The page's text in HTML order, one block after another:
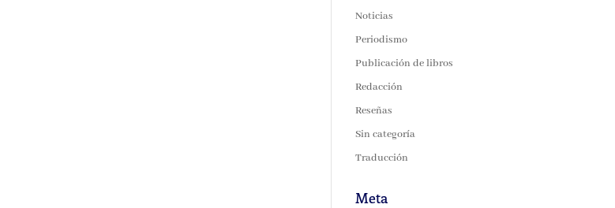
Noticias
Periodismo
Publicación de libros
Redacción
Reseñas
Sin categoría
Traducción
Meta